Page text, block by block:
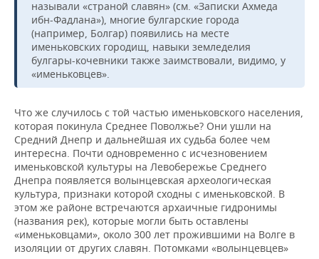
называли «страной славян» (см. «Записки Ахмеда
ибн-Фадлана»), многие булгарские города
(например, Болгар) появились на месте
именьковских городищ, навыки земледелия
булгары-кочевники также заимствовали, видимо, у
«именьковцев».
Что же случилось с той частью именьковского населения,
которая покинула Среднее Поволжье? Они ушли на
Средний Днепр и дальнейшая их судьба более чем
интересна. Почти одновременно с исчезновением
именьковской культуры на Левобережье Среднего
Днепра появляется волынцевская археологическая
культура, признаки которой сходны с именьковской. В
этом же районе встречаются архаичные гидронимы
(названия рек), которые могли быть оставлены
«именьковцами», около 300 лет прожившими на Волге в
изоляции от других славян. Потомками «волынцевцев»